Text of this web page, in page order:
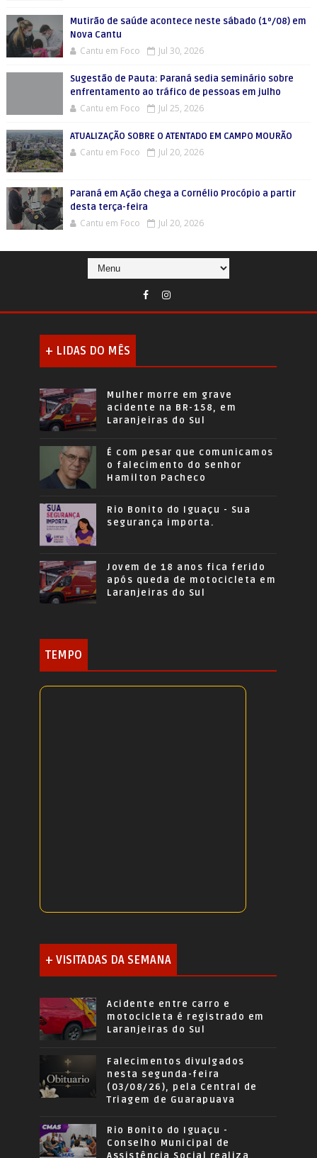
Mutirão de saúde acontece neste sábado (1º/08) em
Nova Cantu
Cantu em Foco Jul 30, 2026
Sugestão de Pauta: Paraná sedia seminário sobre
enfrentamento ao tráfico de pessoas em julho
Cantu em Foco Jul 25, 2026
ATUALIZAÇÃO SOBRE O ATENTADO EM CAMPO MOURÃO
Cantu em Foco Jul 20, 2026
Paraná em Ação chega a Cornélio Procópio a partir
desta terça-feira
Cantu em Foco Jul 20, 2026
+ LIDAS DO MÊS
Mulher morre em grave
acidente na BR-158, em
Laranjeiras do Sul
É com pesar que comunicamos
o falecimento do senhor
Hamilton Pacheco
Rio Bonito do Iguaçu - Sua
segurança importa.
Jovem de 18 anos fica ferido
após queda de motocicleta em
Laranjeiras do Sul
TEMPO
+ VISITADAS DA SEMANA
Acidente entre carro e
motocicleta é registrado em
Laranjeiras do Sul
Falecimentos divulgados
nesta segunda-feira
(03/08/26), pela Central de
Triagem de Guarapuava
Rio Bonito do Iguaçu -
Conselho Municipal de
Assistência Social realiza